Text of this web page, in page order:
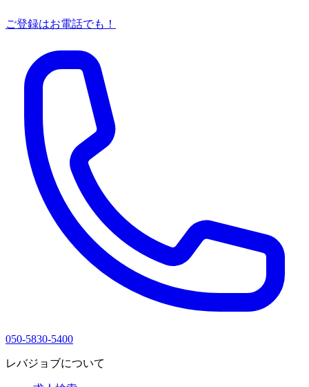
ご登録はお電話でも！
050-5830-5400
レバジョブについて